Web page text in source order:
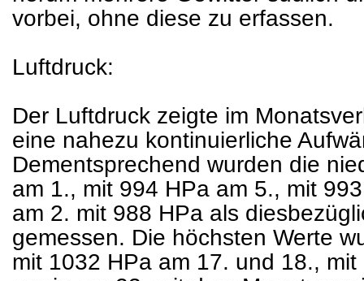
vorbei, ohne diese zu erfassen.
Luftdruck:
Der Luftdruck zeigte im
eine nahezu kontinuierliche
Dementsprechend wurden die
am 1., mit 994 HPa am 5., mit
am 2. mit 988 HPa als
gemessen. Die höchsten Werte
mit 1032 HPa am 17. und 18.,